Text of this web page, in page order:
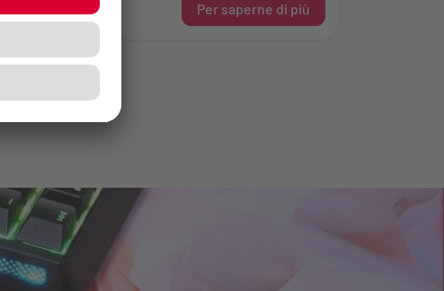
Per saperne di più